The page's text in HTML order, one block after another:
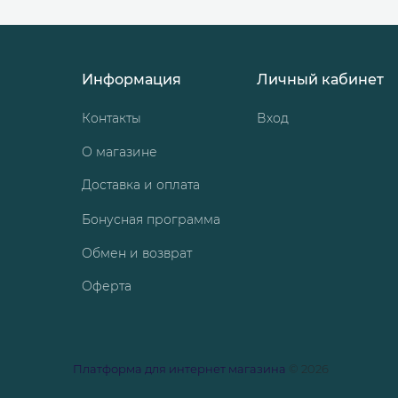
Информация
Контакты
О магазине
Доставка и оплата
Бонусная программа
Обмен и возврат
Оферта
Личный кабинет
Вход
Платформа для интернет магазина © 2026